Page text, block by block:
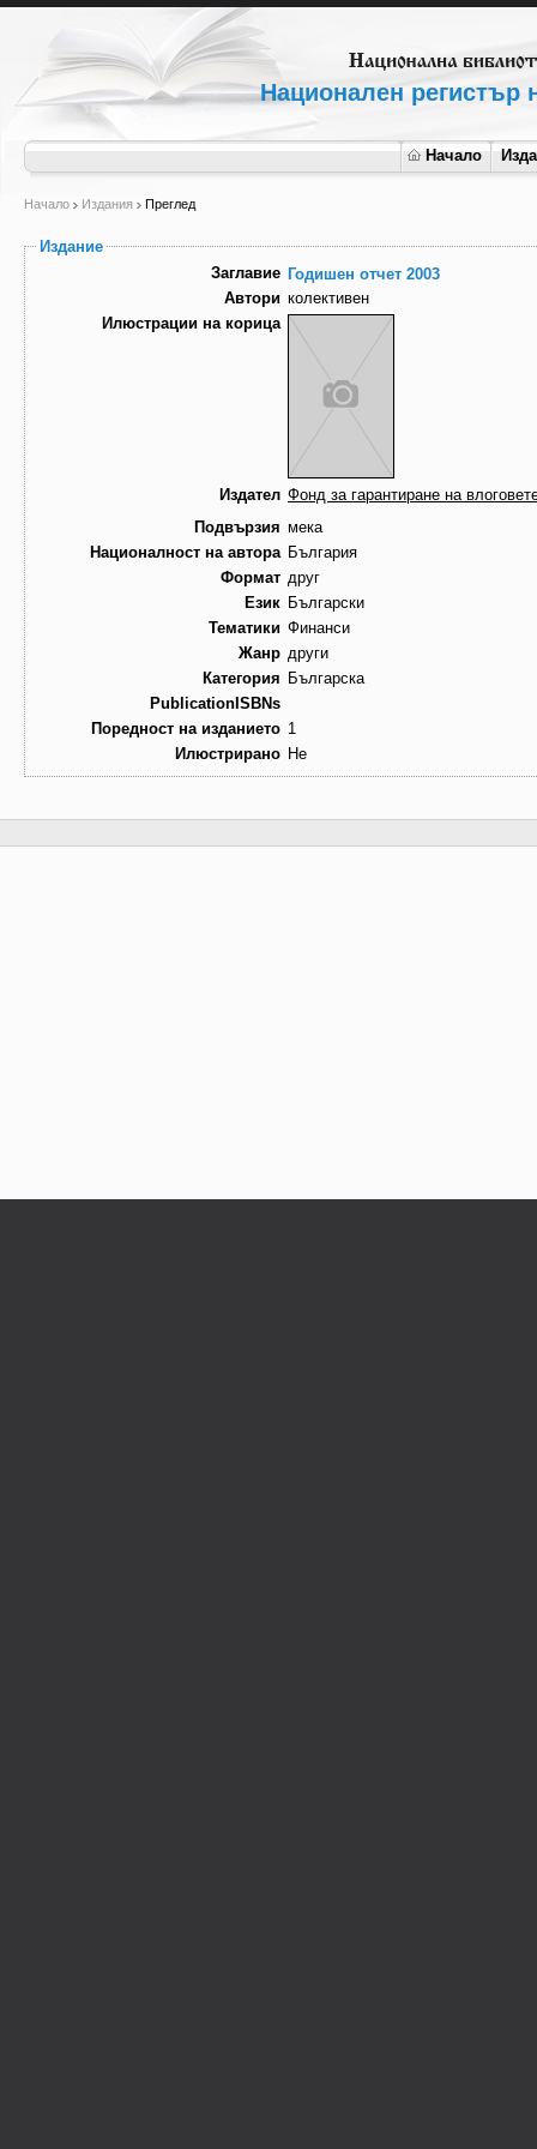
Национален регистър
Начало
Начало Издания Преглед
Издание
Заглавие Годишен отчет 2003
Автори колективен
Илюстрации на корица
Издател Фонд за гарантиране на
Подвързия мека
Националност на автора България
Формат друг
Език Български
Тематики Финанси
Жанр други
Категория Българска
PublicationISBNs
Поредност на изданието 1
Илюстрирано Не